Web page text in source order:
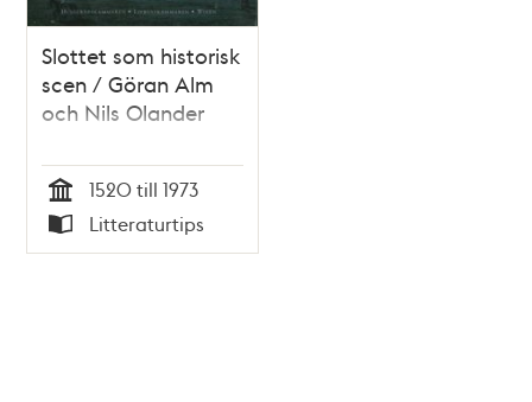
Slottet som historisk
scen / Göran Alm
och Nils Olander
Tid
1520 till 1973
Typ
Litteraturtips